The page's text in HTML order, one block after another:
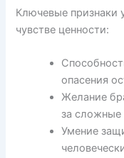
Ключевые признаки
чувстве ценности:
опасения
Желание
за
Умение